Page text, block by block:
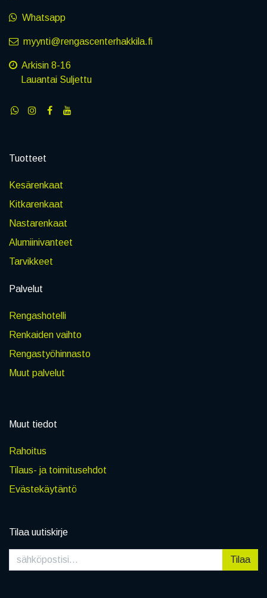
Whatsapp
myynti@rengascenterhakkila.fi
Arkisin 8-16
Lauantai Suljettu
Tuotteet
Kesärenkaat
Kitkarenkaat
Nastarenkaat
Alumiinivanteet
Tarvikkeet
Palvelut
Rengashotelli
Renkaiden vaihto
Rengastyöhinnasto
Muut palvelut
Muut tiedot
Rahoitus
Tilaus- ja toimitusehdot
Evästekäytäntö
Tilaa uutiskirje
Tilaa